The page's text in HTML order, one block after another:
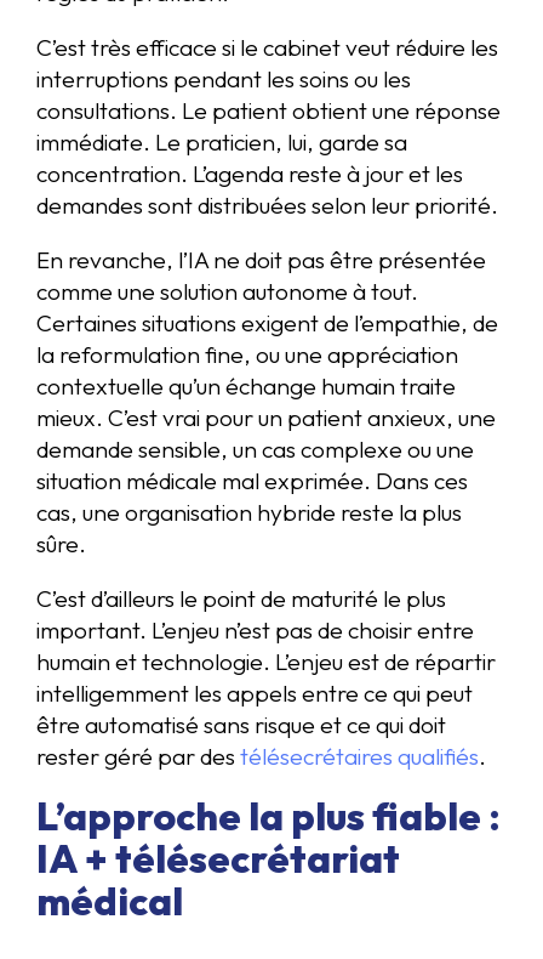
C’est très efficace si le cabinet veut réduire les
interruptions pendant les soins ou les
consultations. Le patient obtient une réponse
immédiate. Le praticien, lui, garde sa
concentration. L’agenda reste à jour et les
demandes sont distribuées selon leur priorité.
En revanche, l’IA ne doit pas être présentée
comme une solution autonome à tout.
Certaines situations exigent de l’empathie, de
la reformulation fine, ou une appréciation
contextuelle qu’un échange humain traite
mieux. C’est vrai pour un patient anxieux, une
demande sensible, un cas complexe ou une
situation médicale mal exprimée. Dans ces
cas, une organisation hybride reste la plus
sûre.
C’est d’ailleurs le point de maturité le plus
important. L’enjeu n’est pas de choisir entre
humain et technologie. L’enjeu est de répartir
intelligemment les appels entre ce qui peut
être automatisé sans risque et ce qui doit
rester géré par des télésecrétaires qualifiés.
L’approche la plus fiable :
IA + télésecrétariat
médical